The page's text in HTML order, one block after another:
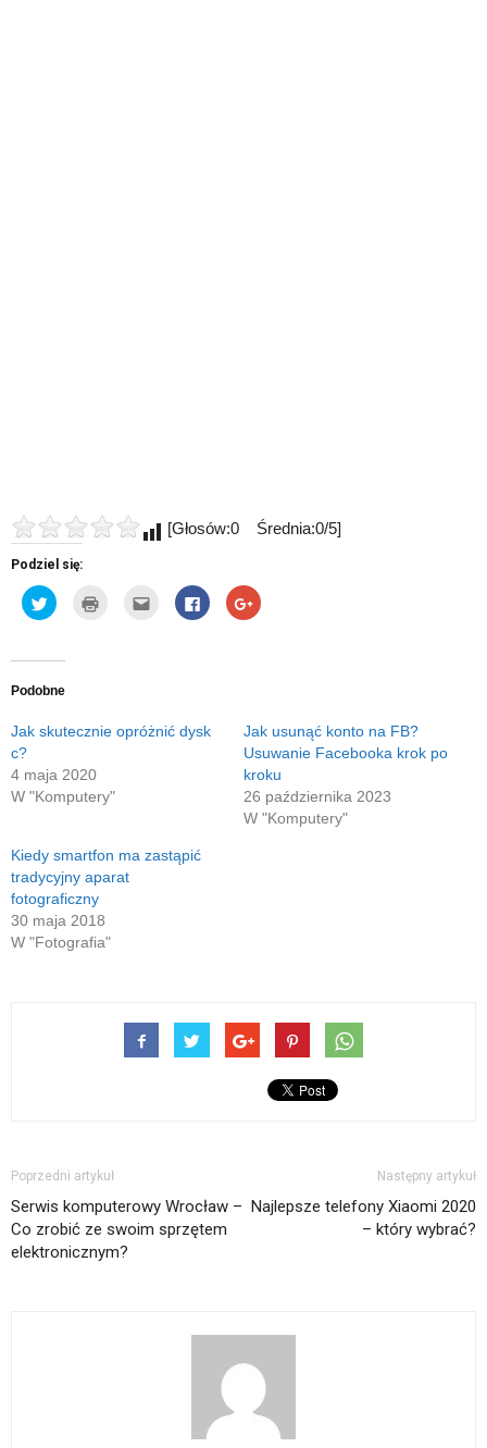
[Głosów:0 Średnia:0/5]
Podziel się:
Udostępnij
na
nowym
Kliknij
wydrukować(Otwiera
Kliknij,
wysłać
w
nowym
Click
to
share
Click
to
Podobne
Jak skutecznie opróżnić dysk
c?
4 maja 2020
W "Komputery"
Jak usunąć konto na FB?
Usuwanie Facebooka krok po
kroku
26 października 2023
W "Komputery"
Kiedy smartfon ma zastąpić
tradycyjny aparat
fotograficzny
30 maja 2018
W "Fotografia"
Poprzedni artykuł
Serwis komputerowy Wrocław –
Co zrobić ze swoim sprzętem
elektronicznym?
Następny artykuł
Najlepsze telefony Xiaomi 2020
– który wybrać?